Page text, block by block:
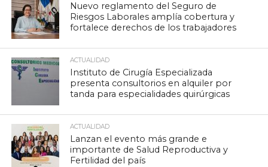
Nuevo reglamento del Seguro de
Riesgos Laborales amplía cobertura y
fortalece derechos de los trabajadores
ACTUALIDAD
Instituto de Cirugía Especializada
presenta consultorios en alquiler por
tanda para especialidades quirúrgicas
ACTUALIDAD
Lanzan el evento más grande e
importante de Salud Reproductiva y
Fertilidad del país